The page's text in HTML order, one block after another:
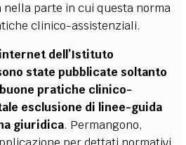
nella parte in cui questa norma
clinico-assistenziali.
dell’Istituto
state pubblicate soltanto
pratiche clinico-
esclusione di linee-guida
giuridica. Permangono,